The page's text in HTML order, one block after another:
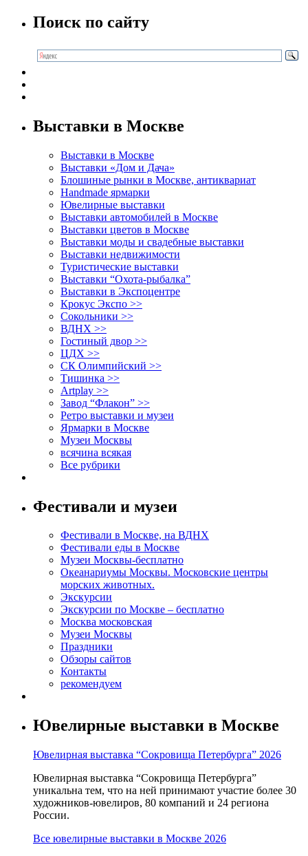
Поиск по сайту
Выставки в Москве
Выставки в Москве
Выставки «Дом и Дача»
Блошиные рынки в Москве, антиквариат
Handmade ярмарки
Ювелирные выставки
Выставки автомобилей в Москве
Выставки цветов в Москве
Выставки моды и свадебные выставки
Выставки недвижимости
Туристические выставки
Выставки “Охота-рыбалка”
Выставки в Экспоцентре
Крокус Экспо >>
Сокольники >>
ВДНХ >>
Гостиный двор >>
ЦДХ >>
СК Олимпийский >>
Тишинка >>
Artplay >>
Завод “Флакон” >>
Ретро выставки и музеи
Ярмарки в Москве
Музеи Москвы
всячина всякая
Все рубрики
Фестивали и музеи
Фестивали в Москве, на ВДНХ
Фестивали еды в Москве
Музеи Москвы-бесплатно
Океанариумы Москвы. Московские центры
морских животных.
Экскурсии
Экскурсии по Москве – бесплатно
Москва московская
Музеи Москвы
Праздники
Обзоры сайтов
Контакты
рекомендуем
Ювелирные выставки в Москве
Ювелирная выставка “Сокровища Петербурга” 2026
Ювелирная выставка “Сокровища Петербурга”
уникальна тем, что на ней принимают участие более 30
художников-ювелиров, 80 компаний и 24 региона
России.
Все ювелирные выставки в Москве 2026